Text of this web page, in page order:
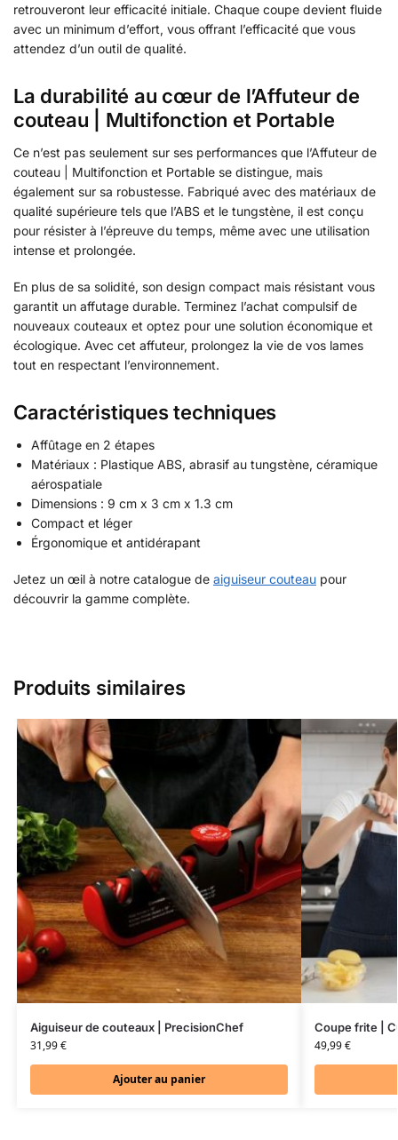
retrouveront leur efficacité initiale. Chaque coupe devient fluide
avec un minimum d’effort, vous offrant l’efficacité que vous
attendez d’un outil de qualité.
La durabilité au cœur de l’Affuteur de
couteau | Multifonction et Portable
Ce n’est pas seulement sur ses performances que l’Affuteur de
couteau | Multifonction et Portable se distingue, mais
également sur sa robustesse. Fabriqué avec des matériaux de
qualité supérieure tels que l’ABS et le tungstène, il est conçu
pour résister à l’épreuve du temps, même avec une utilisation
intense et prolongée.
En plus de sa solidité, son design compact mais résistant vous
garantit un affutage durable. Terminez l’achat compulsif de
nouveaux couteaux et optez pour une solution économique et
écologique. Avec cet affuteur, prolongez la vie de vos lames
tout en respectant l’environnement.
Caractéristiques techniques
Affûtage en 2 étapes
Matériaux : Plastique ABS, abrasif au tungstène, céramique
aérospatiale
Dimensions : 9 cm x 3 cm x 1.3 cm
Compact et léger
Érgonomique et antidérapant
Jetez un œil à notre catalogue de aiguiseur couteau pour
découvrir la gamme complète.
Produits similaires
Aiguiseur de couteaux | PrecisionChef
31,99€
Ajouter au panier
Coupe frite |
49,99€